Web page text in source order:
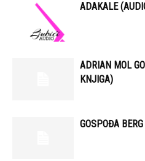
ADAKALE
ADRIAN MOL
KNJIGA)
GOSPOĐA